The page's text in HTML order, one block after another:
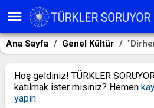
menu
Ana Sayfa Genel Kültür
Hoş geldiniz! TÜRKLER
katılmak ister misiniz? Hemen
yapın.